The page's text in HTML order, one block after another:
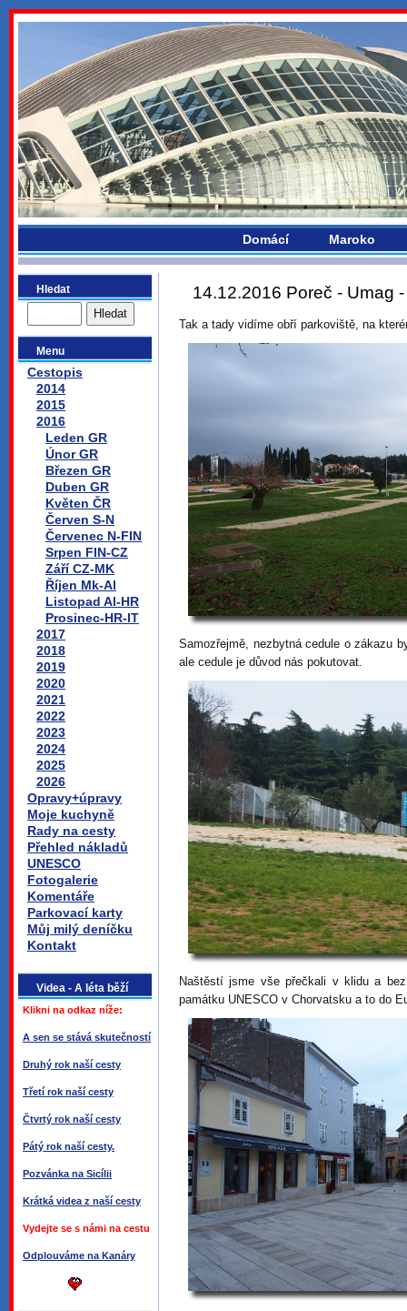
bydlikemevropou.com
Domácí Maroko
Hledat
Menu
Cestopis
2014
2015
2016
Leden GR
Únor GR
Březen GR
Duben GR
Květen ČR
Červen S-N
Červenec N-FIN
Srpen FIN-CZ
Září CZ-MK
Říjen Mk-Al
Listopad Al-HR
Prosinec-HR-IT
2017
2018
2019
2020
2021
2022
2023
2024
2025
2026
Opravy+úpravy
Moje kuchyně
Rady na cesty
Přehled nákladů
UNESCO
Fotogalerie
Komentáře
Parkovací karty
Můj milý deníčku
Kontakt
Videa - A léta běží
Klikni na odkaz níže:
A sen se stává skutečností
Druhý rok naší cesty
Třetí rok naší cesty
Čtvrtý rok naší cesty
Pátý rok naší cesty.
Pozvánka na Sicílii
Krátká videa z naší cesty
Vydejte se s námi na cestu
Odplouváme na Kanáry
14.12.2016 Poreč - Umag
Tak a tady vidíme obří parkoviště, na
Samozřejmě, nezbytná cedule o zákazu
ale cedule je důvod nás pokutovat.
Naštěstí jsme vše přečkali v klidu a
památku UNESCO v Chorvatsku a to do